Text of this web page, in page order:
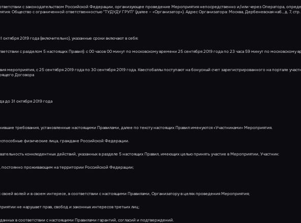
с законодательством Российской Федерации, организующее проведение Мероприятия непосредственно и/или через Оператора,
Общество с ограниченной ответственностью "ТУДУДУ ГРУП" (далее – «Организатор»). Адрес Организатора: Москва, Дербеневская наб., д. 7, стр.
2019 года (включительно), указанные сроки включают в себя:
с разделом 5 настоящих Правил): с 00 часов 00 минут по московскому времени 25 сентября 2019 года по 23 часа 59 минут по московскому
мероприятия, с 25 сентября 2019 года по 30 сентября 2019 года. Квестобаллы поступают на бонусный счет зарегистрированного на портале
Договора
до 31 октября 2019 года
требования, установленные настоящими Правилами, далее по тексту настоящих Правил именуются «Участниками» Мероприятия.
физические лица, граждане Российской Федерации.
конклюдентных действий, указанных в разделе 5 настоящих Правил, имеющих целью принять участие в Мероприятии, Участник:
проживающим на территории Российской Федерации;
волей и в своем интересе, в соответствии с настоящими Правилами, Организатору в целях проведения Мероприятия;
не нарушает прав, свобод и законных интересов третьих лиц;
в соответствии с настоящими Правилами гарантий, согласий и подтверждений.